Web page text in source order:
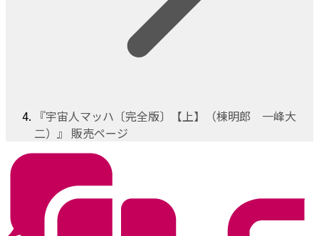
『宇宙人マッハ〔完全版〕【上】（棟明郎 一峰大
二）』 販売ページ